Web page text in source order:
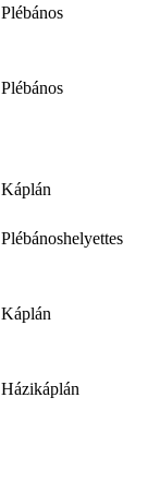
Plébános
Plébános
Káplán
Plébánoshelyettes
Káplán
Házikáplán